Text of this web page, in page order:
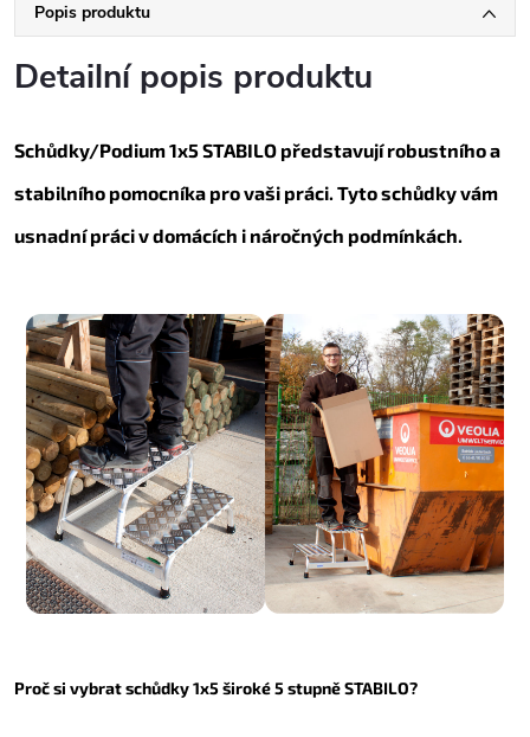
Popis produktu
Detailní popis produktu
Schůdky/Podium 1x5 STABILO představují robustního a
stabilního pomocníka pro vaši práci. Tyto schůdky vám
usnadní práci v domácích i náročných podmínkách.
Proč si vybrat schůdky 1x5 široké 5 stupně STABILO?